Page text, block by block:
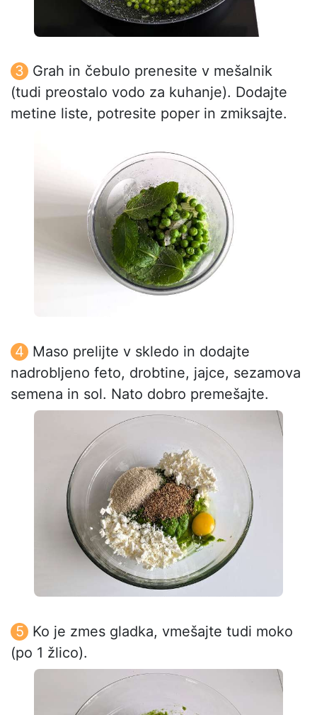
Grah in čebulo prenesite v mešalnik
(tudi preostalo vodo za kuhanje). Dodajte
metine liste, potresite poper in zmiksajte.
Maso prelijte v skledo in dodajte
nadrobljeno feto, drobtine, jajce, sezamova
semena in sol. Nato dobro premešajte.
Ko je zmes gladka, vmešajte tudi moko
(po 1 žlico).